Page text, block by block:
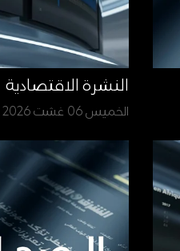
النشرة الاقتصادية
الخميس 06 غشت 2026